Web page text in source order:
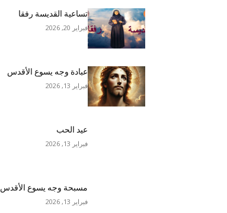
تساعية القديسة رفقا
فبراير 20, 2026
عبادة وجه يسوع الأقدس
فبراير 13, 2026
عيد الحب
فبراير 13, 2026
مسبحة وجه يسوع الأقدس
فبراير 13, 2026